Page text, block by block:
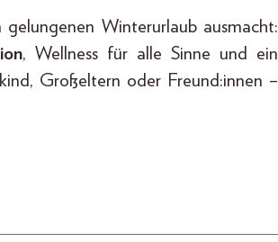
Winterurlaub ausmacht:
, Wellness für alle Sinne und ein
Großeltern oder Freund:innen –